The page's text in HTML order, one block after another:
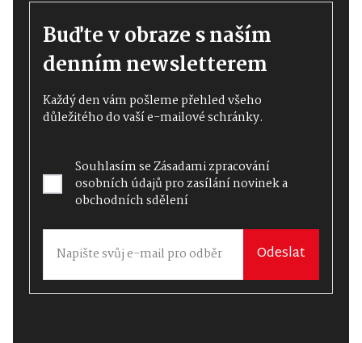
Buďte v obraze s naším
denním newsletterem
Každý den vám pošleme přehled všeho
důležitého do vaší e-mailové schránky.
Souhlasím seZásadami zpracování
osobních údajůpro zasílání novinek a
obchodních sdělení
Odeslat